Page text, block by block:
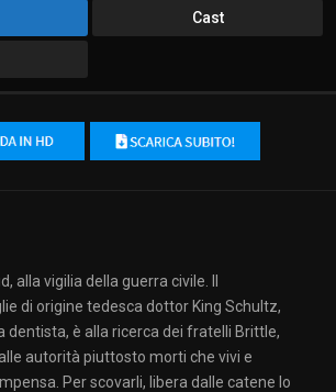
Cast
alla vigilia della guerra civile. Il
di origine tedesca dottor King Schultz,
dentista, è alla ricerca dei fratelli Brittle,
autorità piuttosto morti che vivi e
Per scovarli, libera dalle catene lo